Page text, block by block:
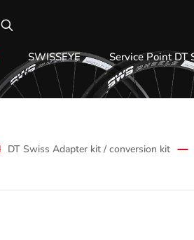
SWISSEYE Service Point DT
DT Swiss Adapter kit / conversion kit